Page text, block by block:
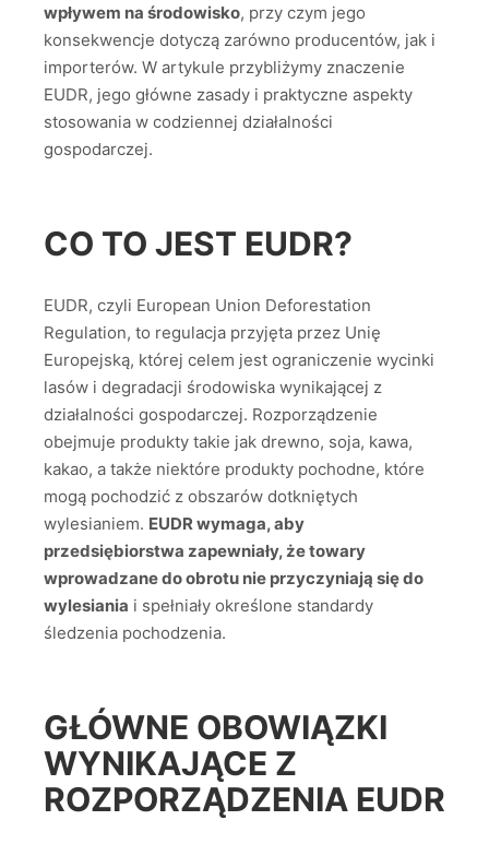
wpływem na środowisko, przy czym jego
konsekwencje dotyczą zarówno producentów, jak i
importerów. W artykule przybliżymy znaczenie
EUDR, jego główne zasady i praktyczne aspekty
stosowania w codziennej działalności
gospodarczej.
CO TO JEST EUDR?
EUDR, czyli European Union Deforestation
Regulation, to regulacja przyjęta przez Unię
Europejską, której celem jest ograniczenie wycinki
lasów i degradacji środowiska wynikającej z
działalności gospodarczej. Rozporządzenie
obejmuje produkty takie jak drewno, soja, kawa,
kakao, a także niektóre produkty pochodne, które
mogą pochodzić z obszarów dotkniętych
wylesianiem. EUDR wymaga, aby
przedsiębiorstwa zapewniały, że towary
wprowadzane do obrotu nie przyczyniają się do
wylesiania i spełniały określone standardy
śledzenia pochodzenia.
GŁÓWNE OBOWIĄZKI
WYNIKAJĄCE Z
ROZPORZĄDZENIA EUDR